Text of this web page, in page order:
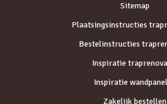
Sitemap
Plaatsingsinstructies
Bestelinstructies
Inspiratie
Inspiratie
Zakelijk bestellen